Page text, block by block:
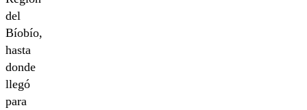
del
Bíobío,
hasta
donde
llegó
para